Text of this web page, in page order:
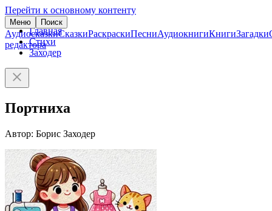
Перейти к основному контенту
Меню Поиск
АудиосказкиСказкиРаскраскиПесниАудиокнигиКнигиЗагадки
редактора
Главная
Стихи
Заходер
Портниха
Автор: Борис Заходер